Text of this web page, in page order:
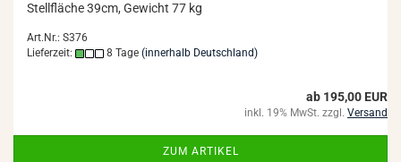
Stell­flä­che 39cm, Ge­wicht 77 kg
Art.Nr.: S376
Lieferzeit:
8 Tage (innerhalb Deutschland)
ab 195,00 EUR
inkl. 19% MwSt. zzgl. Versand
ZUM ARTIKEL